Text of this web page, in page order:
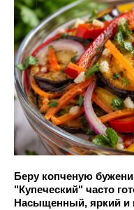
Беру копченую
"Купеческий" часто
Насыщенный, яркий